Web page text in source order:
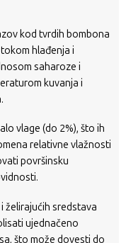
kod tvrdih bombona
hlađenja i
saharoze i
kuvanja i
vlage (do 2%), što ih
relativne vlažnosti
površinsku
želirajućih sredstava
ujednačeno
što može dovesti do